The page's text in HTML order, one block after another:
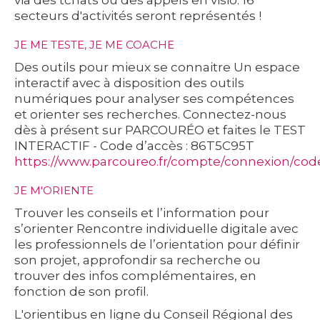
secteurs d'activités seront représentés !
JE ME TESTE, JE ME COACHE
Des outils pour mieux se connaitre Un espace
interactif avec à disposition des outils
numériques pour analyser ses compétences
et orienter ses recherches. Connectez-nous
dès à présent sur PARCOURÉO et faites le TEST
INTERACTIF - Code d’accès : 86T5C95T
https://www.parcoureo.fr/compte/connexion/
JE M'ORIENTE
Trouver les conseils et l’information pour
s’orienter Rencontre individuelle digitale avec
les professionnels de l’orientation pour définir
son projet, approfondir sa recherche ou
trouver des infos complémentaires, en
fonction de son profil.
L'orientibus en ligne du Conseil Régional des